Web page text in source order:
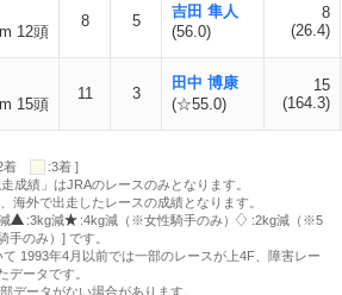
12頭
8 5
吉田 隼人
(56.0)
8
(26.4)
15頭
11 3
田中 博康
(☆55.0)
15
(164.3)
着
:3着 ]
成績」はJRAのレースのみとなります。
海外で出走したレースの成績となります。
:3kg減 :4kg減（※女性騎手のみ）
:2kg減（※5
手のみ）] です。
1993年4月以前では一部のレースが上4F、障害レー
データです。
データがない場合があります。